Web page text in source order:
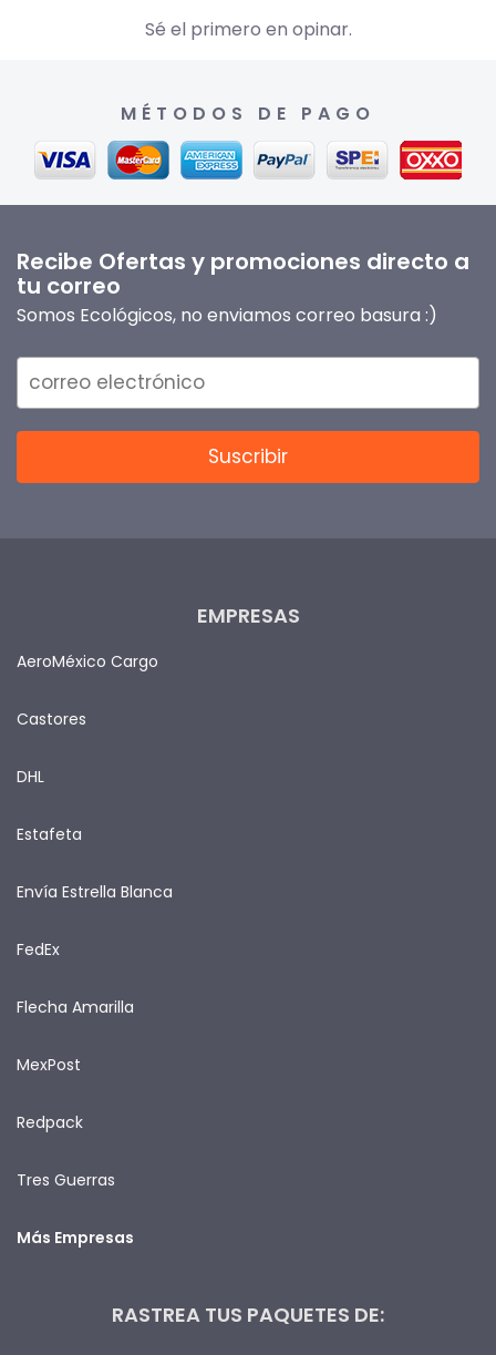
Sé el primero en opinar.
MÉTODOS DE PAGO
Recibe Ofertas y promociones directo a
tu correo
Somos Ecológicos, no enviamos correo basura :)
EMPRESAS
AeroMéxico Cargo
Castores
DHL
Estafeta
Envía Estrella Blanca
FedEx
Flecha Amarilla
MexPost
Redpack
Tres Guerras
Más Empresas
RASTREA TUS PAQUETES DE: